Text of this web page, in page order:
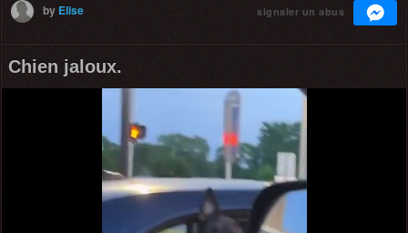
by Elise signaler un abus
Chien jaloux.